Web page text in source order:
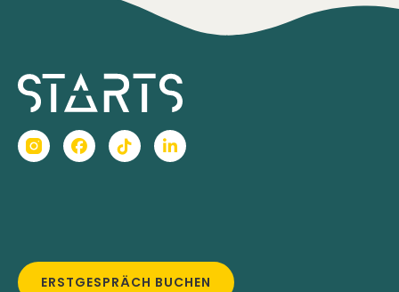
ERSTGESPRÄCH BUCHEN